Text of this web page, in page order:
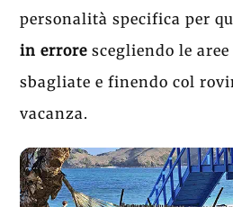
personalità specifica per
in errore scegliendo le
sbagliate e finendo col
vacanza.